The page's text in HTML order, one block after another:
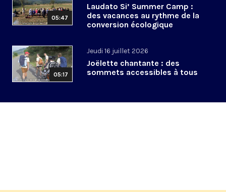
05:47
Laudato Si’ Summer Camp :
des vacances au rythme de la
conversion écologique
05:17
Jeudi 16 juillet 2026
Joëlette chantante : des
sommets accessibles à tous